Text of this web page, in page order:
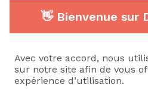
Compétences spécifiques
Lecture de plan, de
👋 Bienvenue sur
Avec votre accord, nous
sur notre site afin de vous
expérience d’utilisation.